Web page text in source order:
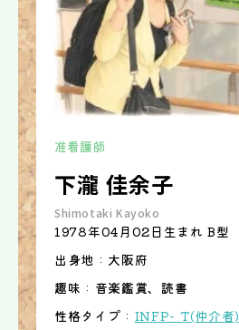
准看護師
下瀧 佳余子
Shimotaki Kayoko
1978年04月02日生まれ B型
出身地 : 大阪府
趣味 : 音楽鑑賞、読書
性格タイプ : INFP- T(仲介者)